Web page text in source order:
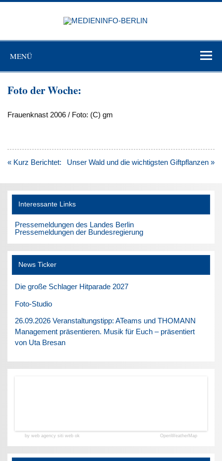
Zum
MENÜ
Foto der Woche:
Frauenknast 2006 / Foto: (C) gm
Beitragsnavigation
« Kurz Berichtet: Unser Wald und die wichtigsten Giftpflanzen »
Interessante Links
Pressemeldungen des Landes Berlin
Pressemeldungen der Bundesregierung
News Ticker
Die große Schlager Hitparade 2027
Foto-Studio
26.09.2026 Veranstaltungstipp: ATeams und THOMANN
Management präsentieren. Musik für Euch – präsentiert
von Uta Bresan
by web agency siti web ok OpenWeatherMap